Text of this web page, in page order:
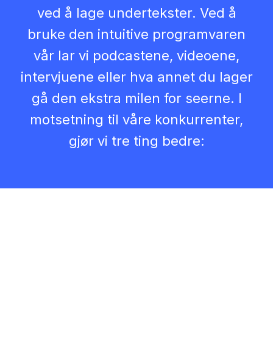
ved å lage undertekster. Ved å
bruke den intuitive programvaren
vår lar vi podcastene, videoene,
intervjuene eller hva annet du lager
gå den ekstra milen for seerne. I
motsetning til våre konkurrenter,
gjør vi tre ting bedre: